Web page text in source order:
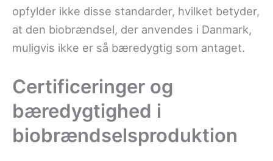
opfylder ikke disse standarder, hvilket betyder,
at den biobrændsel, der anvendes i Danmark,
muligvis ikke er så bæredygtig som antaget.
Certificeringer og
bæredygtighed i
biobrændselsproduktion